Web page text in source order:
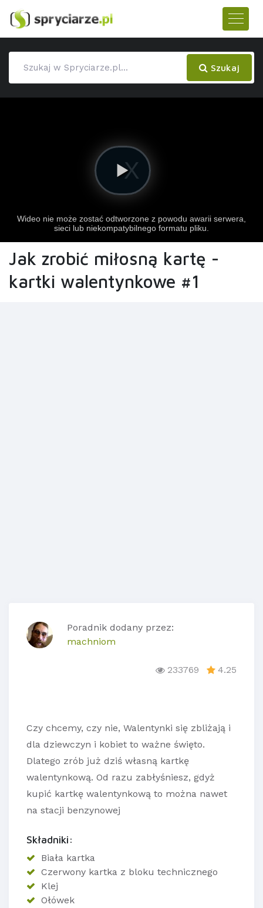
Szukaj
Jak zrobić miłosną kartę -
kartki walentynkowe #1
Poradnik dodany przez:
machniom
233769 4.25
Czy chcemy, czy nie, Walentynki się zbliżają i
dla dziewczyn i kobiet to ważne święto.
Dlatego zrób już dziś własną kartkę
walentynkową. Od razu zabłyśniesz, gdyż
kupić kartkę walentynkową to można nawet
na stacji benzynowej
Składniki:
Biała kartka
Czerwony kartka z bloku technicznego
Klej
Ołówek